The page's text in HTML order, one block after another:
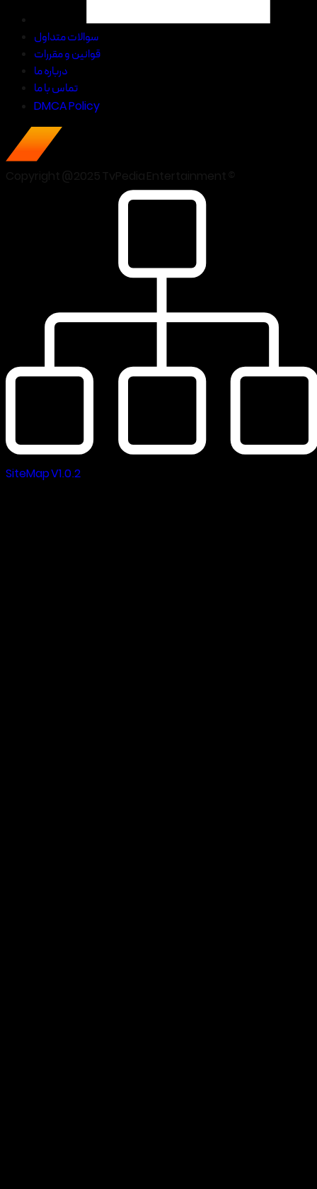
سوالات متداول
قوانین و مقررات
درباره ما
تماس با ما
DMCA Policy
SiteMap V1.0.2